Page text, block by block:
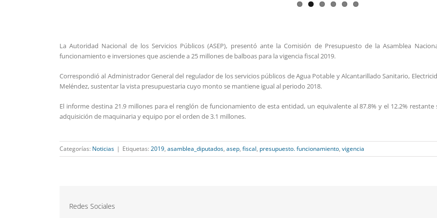
La Autoridad Nacional de los Servicios Públicos (ASEP), presentó ante la Comisión de Presupuesto de la Asamblea
funcionamiento e inversiones que asciende a 25 millones de balboas para la vigencia fiscal 2019.
Correspondió al Administrador General del regulador de los servicios públicos de Agua Potable y Alcantarillado Sanitario,
Meléndez, sustentar la vista presupuestaria cuyo monto se mantiene igual al periodo 2018.
El informe destina 21.9 millones para el renglón de funcionamiento de esta entidad, un equivalente al 87.8% y el 12.2%
adquisición de maquinaria y equipo por el orden de 3.1 millones.
Categorías: Noticias | Etiquetas: 2019, asamblea_diputados, asep, fiscal, presupuesto. funcionamiento, vigencia
Redes Sociales